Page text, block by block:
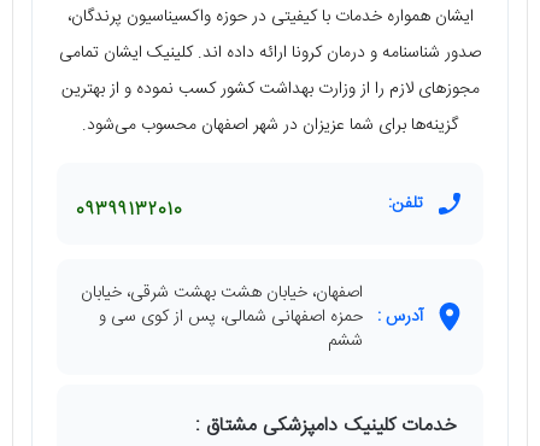
ایشان همواره خدمات با کیفیتی در حوزه واکسیناسیون پرندگان،
صدور شناسنامه و درمان کرونا ارائه داده اند. کلینیک ایشان تمامی
مجوزهای لازم را از وزارت بهداشت کشور کسب نموده و از بهترین
گزینه‌ها برای شما عزیزان در شهر اصفهان محسوب می‌شود.
تلفن: 09399132010
آدرس :
اصفهان، خیابان هشت بهشت شرقی، خیابان
حمزه اصفهانی شمالی، پس از کوی سی و
ششم
خدمات کلینیک دامپزشکی مشتاق :